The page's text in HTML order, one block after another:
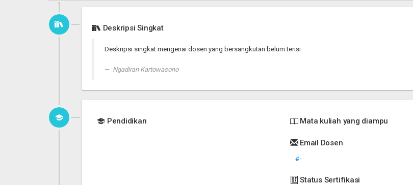
Deskripsi Singkat
Deskripsi singkat mengenai dosen yang bersangkutan belum terisi
Ngadiran Kartowasono
Pendidikan Mata kuliah yang diampu
Email Dosen
#-
Status Sertifikasi